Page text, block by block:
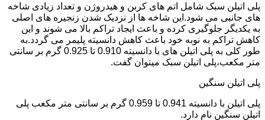
پلی اتیلن سبک شامل اتم های کربن و هیدروژن و تعداد زیادی شاخه
های جانبی می شود.این شاخه ها از نزدیک شدن زنجیره های اصلی
به یکدیگر جلوگیری کرده و باعث ایجاد تراکم بالا می شوند و این
کاهش تراکم به نوبه خود باعث کاهش دانسیته پلیمر می گردد.به
طور کلی به پلی اتیلن های با دانسیته 0.910 تا 0.925 گرم بر سانتی
متر مکعب،پلی اتیلن سبک میتوان گفت.
پلی اتیلن سنگین
پلی اتیلن با دانسیته 0.941 تا 0.959 گرم بر سانتی متر مکعب پلی
اتیلن سنگین نام دارد.